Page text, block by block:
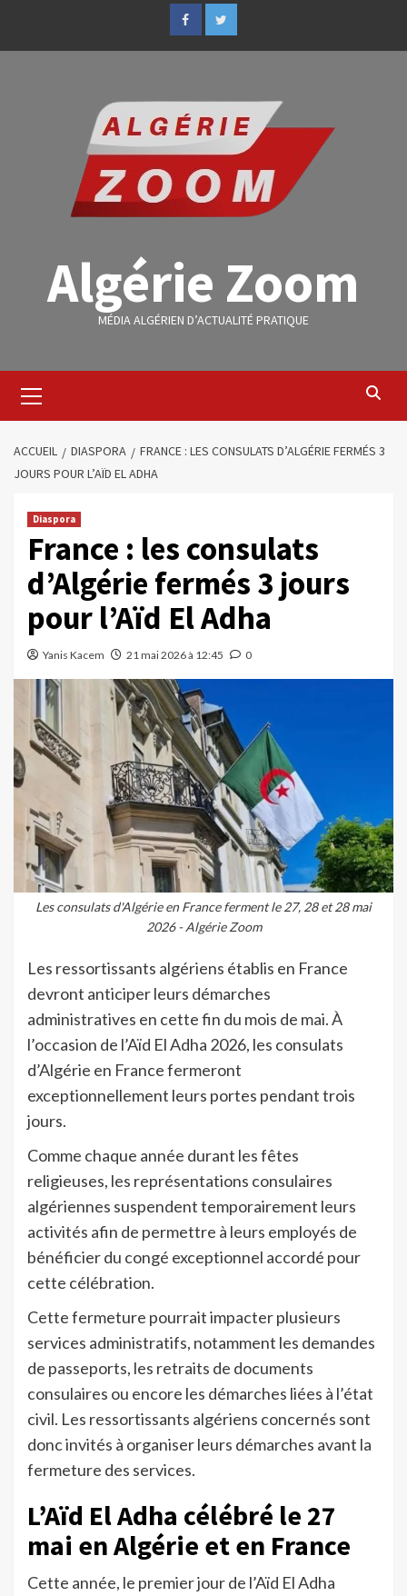
Algérie Zoom
MÉDIA ALGÉRIEN D’ACTUALITÉ PRATIQUE
ACCUEIL DIASPORA
FRANCE : LES CONSULATS D’ALGÉRIE FERMÉS 3
JOURS POUR L’AÏD EL ADHA
Diaspora
France : les consulats
d’Algérie fermés 3 jours
pour l’Aïd El Adha
Yanis Kacem 21 mai 2026 à 12:45 0
Les consulats d'Algérie en France ferment le 27, 28 et 28 mai
2026 - Algérie Zoom
Les ressortissants algériens établis en France
devront anticiper leurs démarches
administratives en cette fin du mois de mai. À
l’occasion de l’Aïd El Adha 2026, les consulats
d’Algérie en France fermeront
exceptionnellement leurs portes pendant trois
jours.
Comme chaque année durant les fêtes
religieuses, les représentations consulaires
algériennes suspendent temporairement leurs
activités afin de permettre à leurs employés de
bénéficier du congé exceptionnel accordé pour
cette célébration.
Cette fermeture pourrait impacter plusieurs
services administratifs, notamment les demandes
de passeports, les retraits de documents
consulaires ou encore les démarches liées à l’état
civil. Les ressortissants algériens concernés sont
donc invités à organiser leurs démarches avant la
fermeture des services.
L’Aïd El Adha célébré le 27
mai en Algérie et en France
Cette année, le premier jour de l’Aïd El Adha